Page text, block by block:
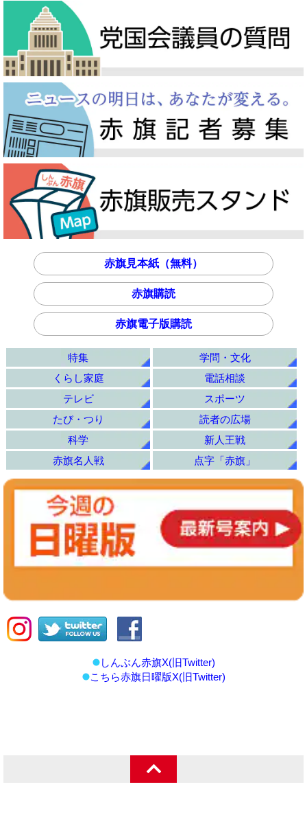
赤旗見本紙（無料）
赤旗購読
赤旗電子版購読
特集
学問・文化
くらし家庭
電話相談
テレビ
スポーツ
たび・つり
読者の広場
科学
新人王戦
赤旗名人戦
点字「赤旗」
しんぶん赤旗X(旧Twitter)
こちら赤旗日曜版X(旧Twitter)